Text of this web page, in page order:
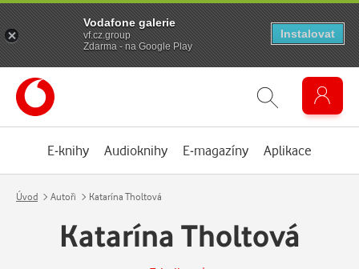
E-knihy Audioknihy E-magazíny Aplikace
Úvod Autoři Katarína Tholtová
Katarína Tholtová
Vodafone galerie
vf.cz.group
Zdarma - na Google Play
Instalovat